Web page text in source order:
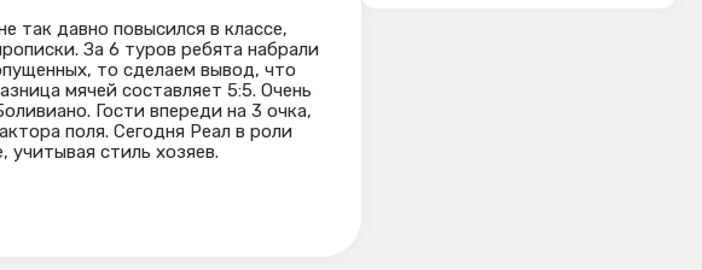
так давно повысился в классе,
За 6 туров ребята набрали
то сделаем вывод, что
мячей составляет 5:5. Очень
Гости впереди на 3 очка,
поля. Сегодня Реал в роли
стиль хозяев.